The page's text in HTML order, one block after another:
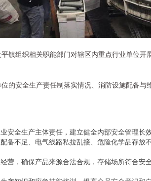
镇组织相关职能部门对辖区内重点行业单位
的安全生产责任制落实情况、消防设施配备
安全生产主体责任，建立健全内部安全管理长
备不足、电气线路私拉乱接、危险化学品存
营，确保产品来源合法合规，存储场所符合